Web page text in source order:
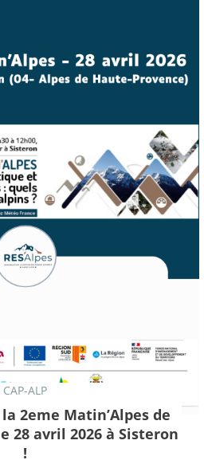
CAP-ALP
2eme Matin’Alpes de
28 avril 2026 à Sisteron
!